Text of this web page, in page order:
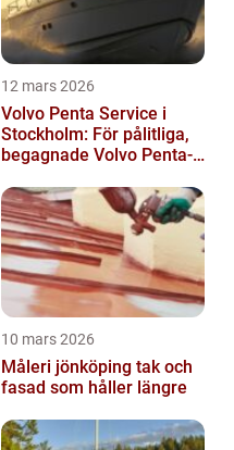
12 mars 2026
Volvo Penta Service i
Stockholm: För pålitliga,
begagnade Volvo Penta-
10 mars 2026
Måleri jönköping tak och
fasad som håller längre